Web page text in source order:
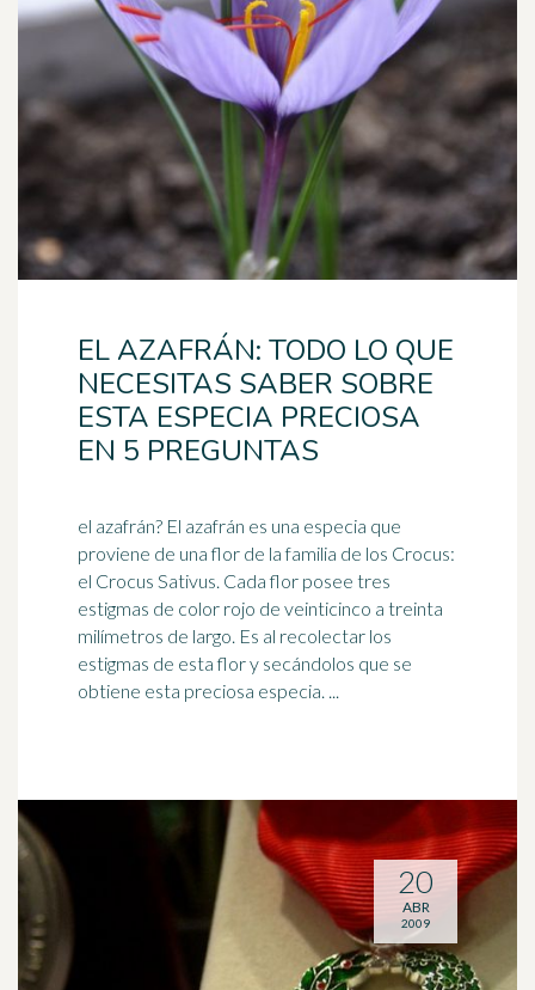
EL AZAFRÁN: TODO LO QUE
NECESITAS SABER SOBRE
ESTA ESPECIA PRECIOSA
EN 5 PREGUNTAS
el azafrán? El azafrán es una especia que
proviene de una flor de la familia de los Crocus:
el Crocus Sativus. Cada flor posee tres
estigmas de color rojo de veinticinco a treinta
milímetros de largo. Es al recolectar los
estigmas de esta flor y secándolos que se
obtiene esta preciosa especia. ...
20
ABR
2009